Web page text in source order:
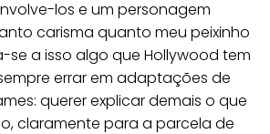
los e um personagem
carisma quanto meu peixinho
se a isso algo que Hollywood tem
errar em adaptações de
querer explicar demais o que
claramente para a parcela de